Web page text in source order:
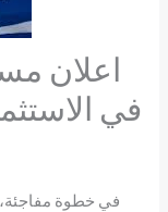
اعلان
في
في خطوة مفاجئة،